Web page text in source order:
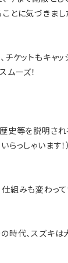
とに気づきまし
チケットもキャ
ムーズ！
史等を説明され
らっしゃいます！
組みも変わって
時代、スズキ